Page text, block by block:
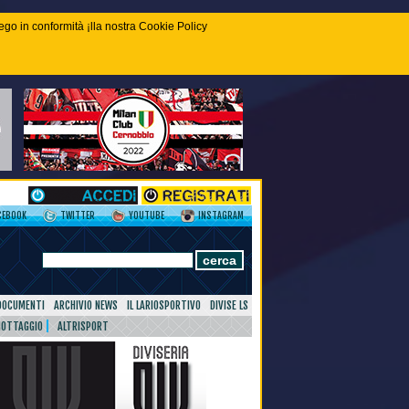
in conformità ¡lla nostra Cookie Policy
TWITTER YOUTUBE INSTAGRAM
ARCHIVIO NEWS IL LARIOSPORTIVO
DIVISE LS
ALTRISPORT